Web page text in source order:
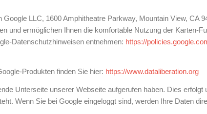
LLC, 1600 Amphitheatre Parkway, Mountain View, CA
und ermöglichen Ihnen die komfortable Nutzung der Karten-
Datenschutzhinweisen entnehmen: https://
Produkten finden Sie hier: https://www.dataliberation.org
Unterseite unserer Webseite aufgerufen haben. Dies erfolgt
Wenn Sie bei Google eingeloggt sind, werden Ihre Daten